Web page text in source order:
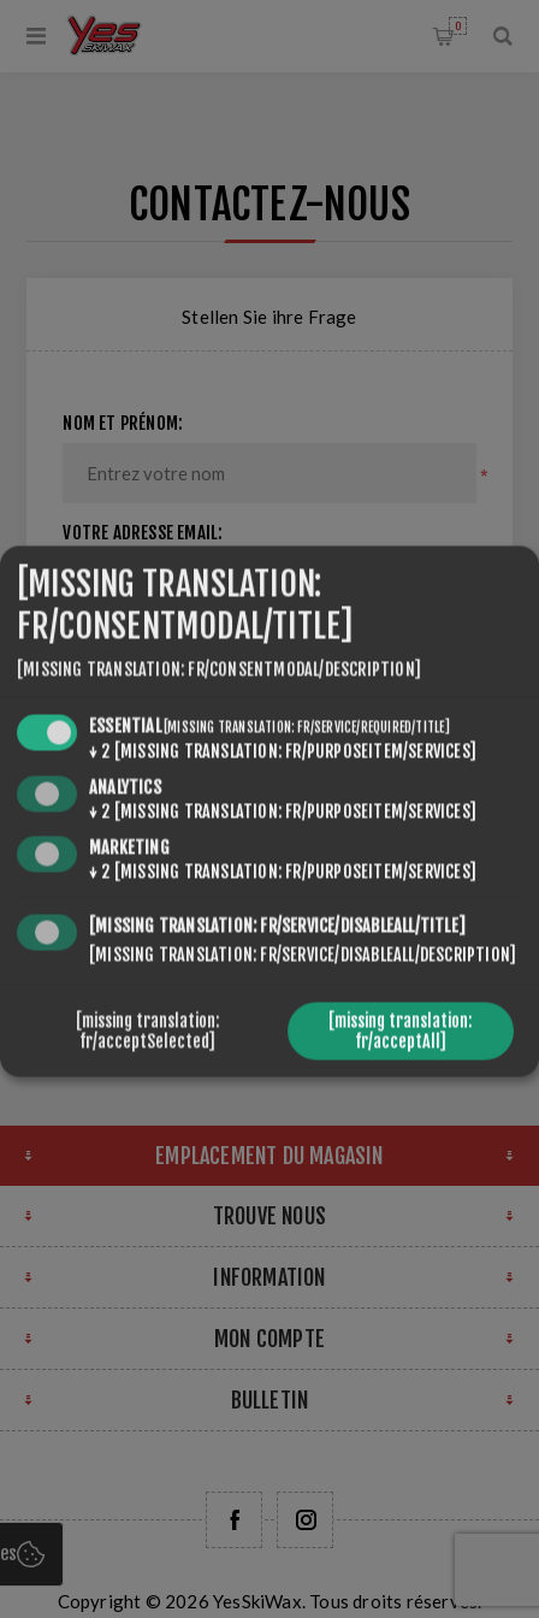
0
CONTACTEZ-NOUS
Stellen Sie ihre Frage
NOM ET PRÉNOM:
*
VOTRE ADRESSE EMAIL:
DEMANDE DE RENSEIGNEMENTS:
ENVOYER
EMPLACEMENT DU MAGASIN
TROUVE NOUS
INFORMATION
MON COMPTE
BULLETIN
Copyright © 2026 YesSkiWax. Tous droits réservés.
[MISSING TRANSLATION:
FR/CONSENTMODAL/TITLE]
[MISSING TRANSLATION: FR/CONSENTMODAL/DESCRIPTION]
ESSENTIAL [MISSING TRANSLATION: FR/SERVICE/REQUIRED/TITLE]
↓ 2 [MISSING TRANSLATION: FR/PURPOSEITEM/SERVICES]
ANALYTICS
↓ 2 [MISSING TRANSLATION: FR/PURPOSEITEM/SERVICES]
MARKETING
↓ 2 [MISSING TRANSLATION: FR/PURPOSEITEM/SERVICES]
[MISSING TRANSLATION: FR/SERVICE/DISABLEALL/TITLE]
[MISSING TRANSLATION: FR/SERVICE/DISABLEALL/DESCRIPTION]
[missing translation:
fr/acceptSelected]
[missing translation:
fr/acceptAll]